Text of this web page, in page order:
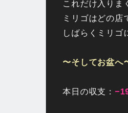
これだけ入りま
ミリゴはどの店
しばらくミリゴ
〜そしてお盆へ
本日の収支：